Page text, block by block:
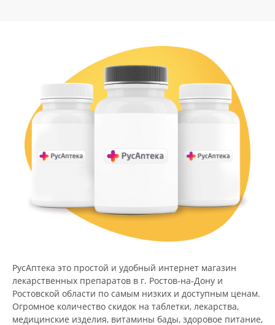
РусАптека это простой и удобный интернет магазин
лекарственных препаратов в г. Ростов-на-Дону и
Ростовской области по самым низких и доступным ценам.
Огромное количество скидок на таблетки, лекарства,
медицинские изделия, витамины бады, здоровое питание,